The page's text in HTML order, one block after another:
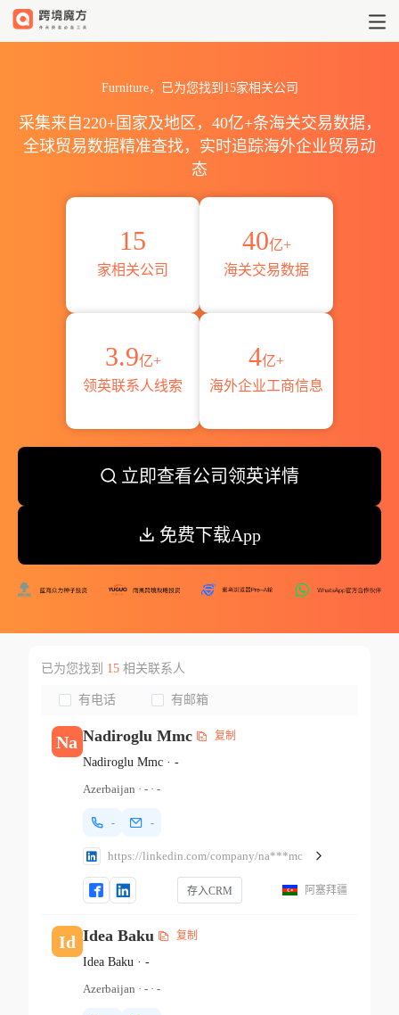
Furniture，已为您找到15家相关公司
采集来自220+国家及地区，40亿+条海关交易数据，
全球贸易数据精准查找，实时追踪海外企业贸易动
态
15
家相关公司
40亿+
海关交易数据
3.9亿+
领英联系人线索
4亿+
海外企业工商信息
立即查看公司领英详情
免费下载App
已为您找到 15相关联系人
有电话 有邮箱
Na Nadiroglu Mmc 复制
Nadiroglu Mmc· -
Azerbaijan · -· -
- -
https://linkedin.com/company/na***mc
存入CRM 阿塞拜疆
Id Idea Baku 复制
Idea Baku· -
Azerbaijan · -· -